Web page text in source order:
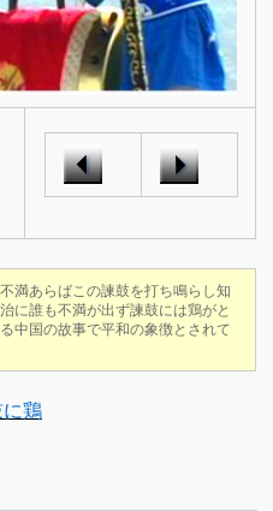
満あらばこの諫鼓を打ち鳴らし知
に誰も不満が出ず諫鼓には鶏がと
中国の故事で平和の象徴とされて
鶏